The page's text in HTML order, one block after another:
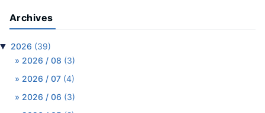
Archives
2026 (39)
2026 / 08 (3)
2026 / 07 (4)
2026 / 06 (3)